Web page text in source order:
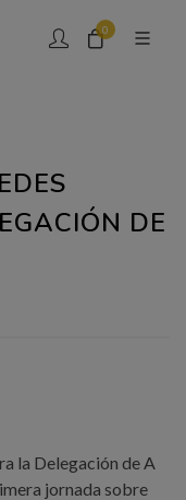
0
DE
la Delegación de A
jornada sobre